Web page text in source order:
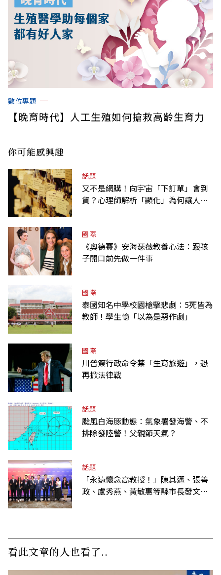
數位專題
【晚育時代】人工生殖如何搶救高齡生育力
你可能感興趣
話題
又不是網購！向宇宙「下訂單」會到
貨？心理師解析「顯化」為何讓人無
國際
《奧德賽》安海瑟薇教養心法：跟孩
子開口前先做一件事
國際
泰國知名中學校園槍擊悲劇：5死皆為
教師！學生憶「以為是惡作劇」
國際
川普簽行政命令禁「生育旅遊」，恐
再掀法律戰
話題
颱風白海豚動態：氣象署發海警、不
排除發陸警！父親節天氣？
話題
「永遠懷念高教授！」陳其邁、張善
政、盧秀燕、黃敏惠等縣市長發文弔
看此文章的人也看了..